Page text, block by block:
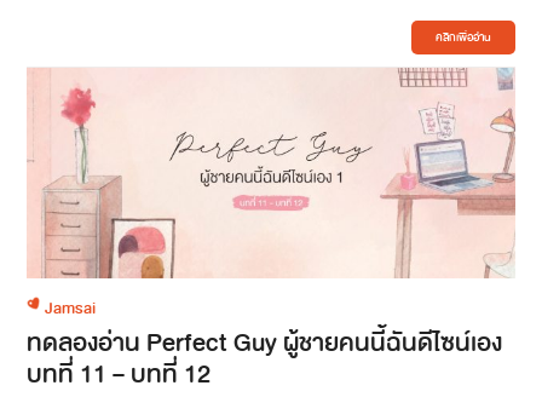
คลิกเพื่ออ่าน
Jamsai
ทดลองอ่าน Perfect Guy ผู้ชายคนนี้ฉันดีไซน์เอง
บทที่ 11 – บทที่ 12